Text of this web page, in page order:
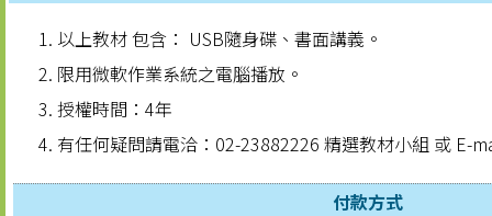
以上教材 包含： USB隨身碟、書面講義。
限用微軟作業系統之電腦播放。
授權時間：4年
有任何疑問請電洽：02-23882226 精選教材小組 或 E-
付款方式